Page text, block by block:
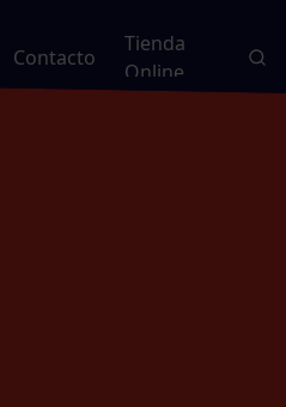
Contacto
Tienda
Online